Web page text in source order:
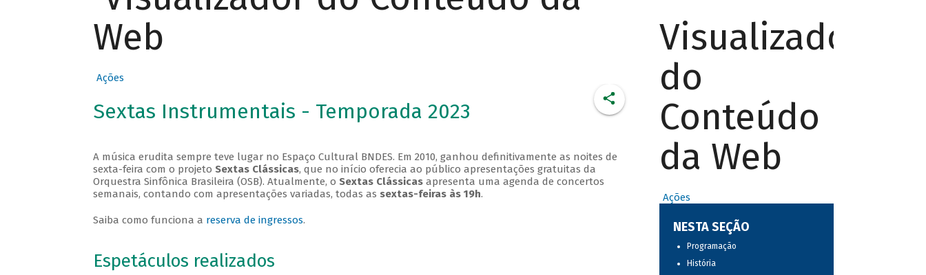
Web
Ações
Sextas Instrumentais - Temporada 2023
A música erudita sempre teve lugar no Espaço Cultural BNDES. Em 2010, ganhou definitivamente as noites de
sexta-feira com o projeto Sextas Clássicas, que no início oferecia ao público apresentações gratuitas da
Orquestra Sinfônica Brasileira (OSB). Atualmente, o Sextas Clássicasapresenta uma agenda de concertos
semanais, contando com apresentações variadas, todas as sextas-feiras às 19h.
Saiba como funciona a reserva de ingressos.
Espetáculos realizados
Visualizador
do
Conteúdo
da Web
Ações
NESTA SEÇÃO
Programação
História